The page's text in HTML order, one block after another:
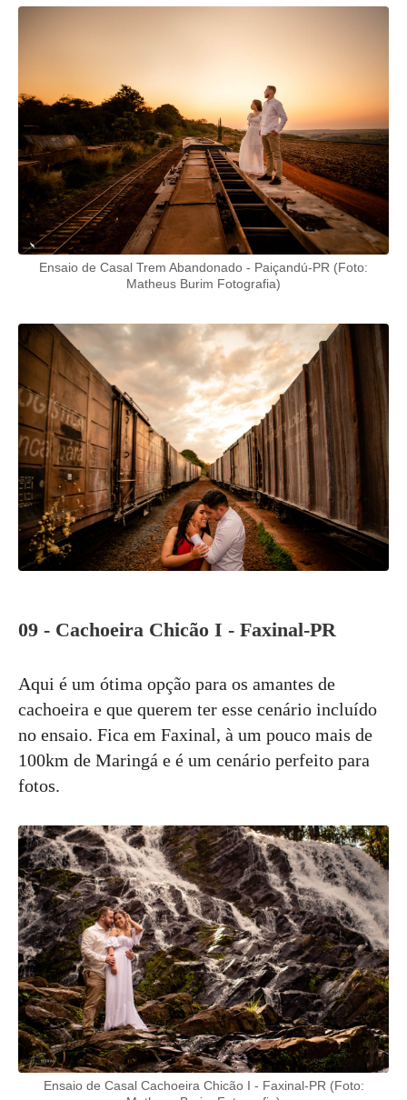
Ensaio de Casal Trem Abandonado - Paiçandú-PR (Foto:
Matheus Burim Fotografia)
09 - Cachoeira Chicão I - Faxinal-PR
Aqui é um ótima opção para os amantes de
cachoeira e que querem ter esse cenário incluído
no ensaio. Fica em Faxinal, à um pouco mais de
100km de Maringá e é um cenário perfeito para
fotos.
Ensaio de Casal Cachoeira Chicão I - Faxinal-PR (Foto: